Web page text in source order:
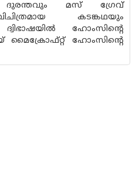
ദുരന്തവും മസ് ഗ്രേവ്
കടങ്കഥയും
ദ്വിഭാഷയില്‍ ഹോംസിന്റെ
മൈക്രോഫ്റ്റ് ഹോംസിന്റെ